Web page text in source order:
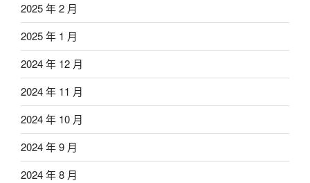
2025 年 2 月
2025 年 1 月
2024 年 12 月
2024 年 11 月
2024 年 10 月
2024 年 9 月
2024 年 8 月